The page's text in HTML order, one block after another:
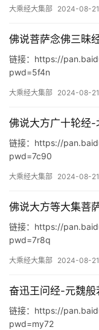
学
籍
医
典
武
术
内
杂
学
库
全
书
大乘经大集部 2024-08-21
佛说菩萨念佛三昧
链接：https://
pwd=5f4n
大乘经大集部 2024-08-21
佛说大方广十轮经-
链接：https://
pwd=7c90
大乘经大集部 2024-08-21
佛说大方等大集菩
链接：https://
pwd=7r8q
大乘经大集部 2024-08-21
奋迅王问经-元魏般
链接：https://
pwd=my72